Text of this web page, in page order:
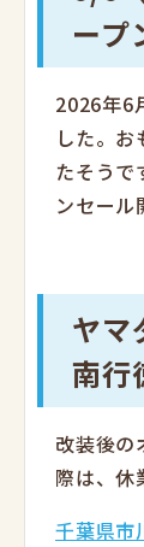
ー
2026年6
した。
たそうで
ンセール
ヤマ
南行
改装後の
際は、休
千葉県市